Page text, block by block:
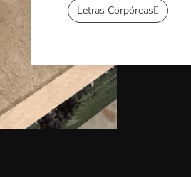
Letras Corpóreas